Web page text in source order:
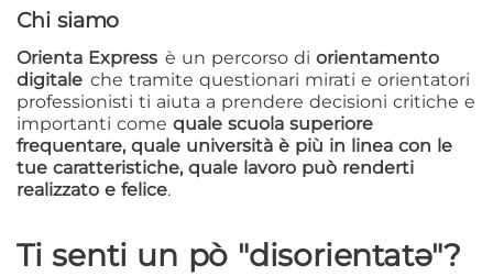
Chi siamo
Orienta Express è un percorso di orientamento
digitale che tramite questionari mirati e orientatori
professionisti ti aiuta a prendere decisioni critiche e
importanti come quale scuola superiore
frequentare, quale università è più in linea con le
tue caratteristiche, quale lavoro può renderti
realizzato e felice.
Ti senti un pò "disorientatə"?